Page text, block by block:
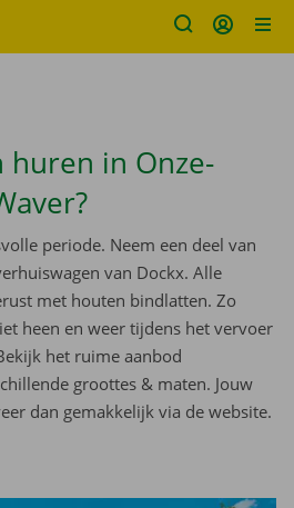
huren in Onze-
periode. Neem een deel van
van Dockx. Alle
met houten bindlatten. Zo
heen en weer tijdens het vervoer
het ruime aanbod
groottes & maten. Jouw
dan gemakkelijk via de website.